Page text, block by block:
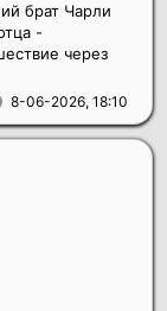
8-06-2026, 18:10
брат Чарли
-
через